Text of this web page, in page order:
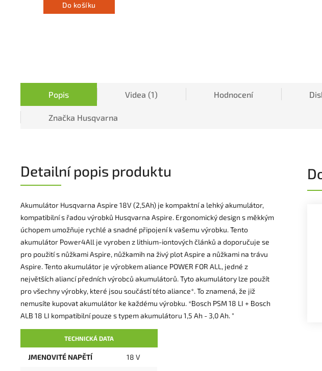
Do košíku
Popis Videa (1) Hodnocení
Značka Husqvarna
Detailní popis produktu
Akumulátor Husqvarna Aspire 18V (2,5Ah) je kompaktní a lehký akumulátor,
kompatibilní s řadou výrobků Husqvarna Aspire. Ergonomický design s měkkým
úchopem umožňuje rychlé a snadné připojení k vašemu výrobku. Tento
akumulátor Power4All je vyroben z lithium-iontových článků a doporučuje se
pro použití s nůžkami Aspire, nůžkamih na živý plot Aspire a nůžkami na trávu
Aspire. Tento akumulátor je výrobkem aliance POWER FOR ALL, jedné z
největších aliancí předních výrobců akumulátorů. Tyto akumulátory lze použít
pro všechny výrobky, které jsou součástí této aliance*. To znamená, že již
nemusíte kupovat akumulátor ke každému výrobku. *Bosch PSM 18 LI + Bosch
ALB 18 LI kompatibilní pouze s typem akumulátoru 1,5 Ah - 3,0 Ah. "
TECHNICKÁ DATA
JMENOVITÉ NAPĚTÍ 18 V